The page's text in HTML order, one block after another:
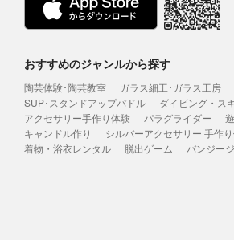
おすすめのジャンルから探す
陶芸体験･陶芸教室 ガラス細工･ガラス工房
SUP･スタンドアップパドル
ダイビング・ス
アクセサリー手作り体験
パラグライダー
キャンドル作り
シルバーアクセサリー 手作
着物・浴衣レンタル
脱出ゲーム バンジー